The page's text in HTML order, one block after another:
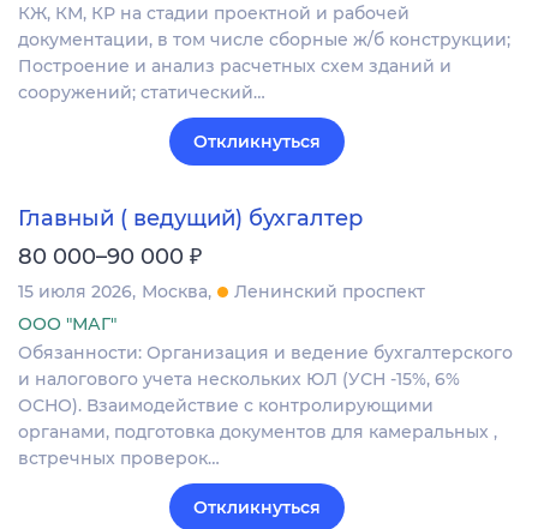
КЖ, КМ, КР на стадии проектной и рабочей
документации, в том числе сборные ж/б конструкции;
Построение и анализ расчетных схем зданий и
сооружений; статический…
Откликнуться
Главный ( ведущий) бухгалтер
80 000–90 000 ₽
15 июля 2026 Москва
Ленинский проспект
ООО "МАГ"
Обязанности: Организация и ведение бухгалтерского
и налогового учета нескольких ЮЛ (УСН -15%, 6%
ОСНО). Взаимодействие с контролирующими
органами, подготовка документов для камеральных ,
встречных проверок…
Откликнуться